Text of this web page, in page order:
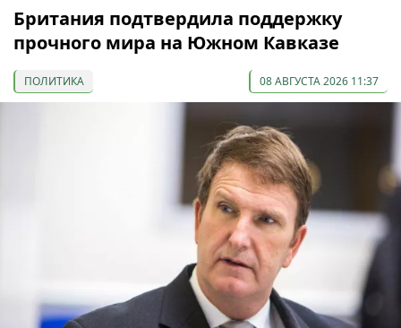
Британия подтвердила поддержку
прочного мира на Южном Кавказе
ПОЛИТИКА 08 АВГУСТА 2026 11:37